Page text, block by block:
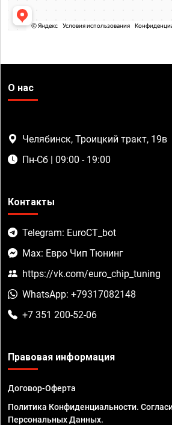
О нас
Челябинск, Троицкий тракт, 19в
Пн-Сб | 09:00 - 19:00
Контакты
Telegram: EuroCT_bot
Max: Евро Чип Тюнинг
https://vk.com/euro_chip_tuning
WhatsApp: +79317082148
+7 351 200-52-06
Правовая информация
Договор-Оферта
Политика Конфиденциальности.
Персональных Данных.